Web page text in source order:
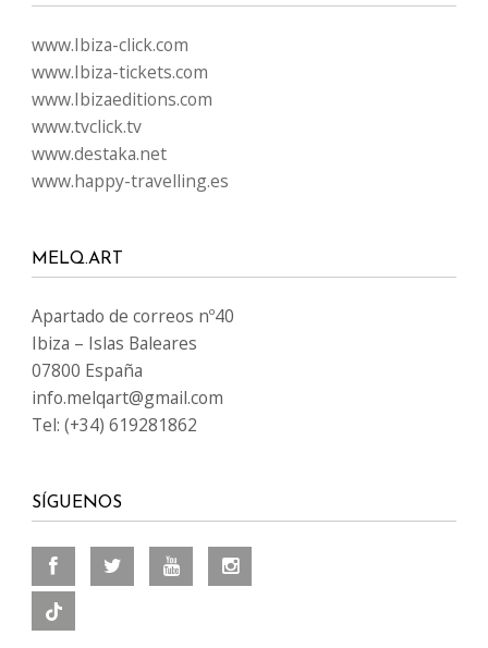
www.Ibiza-click.com
www.Ibiza-tickets.com
www.Ibizaeditions.com
www.tvclick.tv
www.destaka.net
www.happy-travelling.es
MELQ.ART
Apartado de correos nº40
Ibiza – Islas Baleares
07800 España
info.melqart@gmail.com
Tel: (+34) 619281862
SÍGUENOS